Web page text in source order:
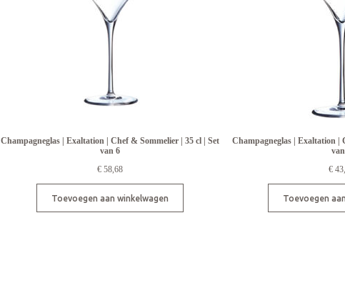
Champagneglas | Exaltation | Chef & Sommelier | 35 cl | Set
van 6
€ 58,68
Toevoegen aan winkelwagen
Champagneglas | Exaltation |
€
Toevoegen